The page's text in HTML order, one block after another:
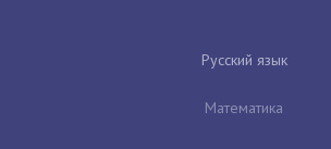
Русский язык
Математика